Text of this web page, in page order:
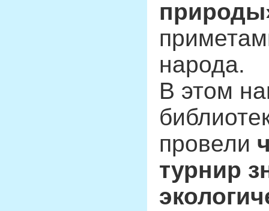
народа.
В этом
провели
турнир